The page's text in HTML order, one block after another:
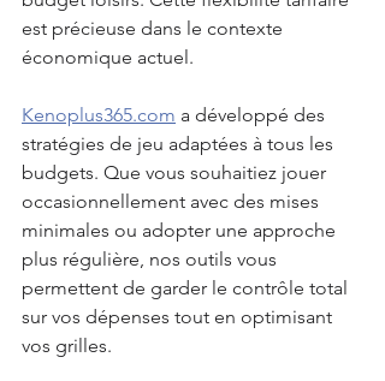
est précieuse dans le contexte
économique actuel.
Kenoplus365.com a développé des
stratégies de jeu adaptées à tous les
budgets. Que vous souhaitiez jouer
occasionnellement avec des mises
minimales ou adopter une approche
plus régulière, nos outils vous
permettent de garder le contrôle total
sur vos dépenses tout en optimisant
vos grilles.